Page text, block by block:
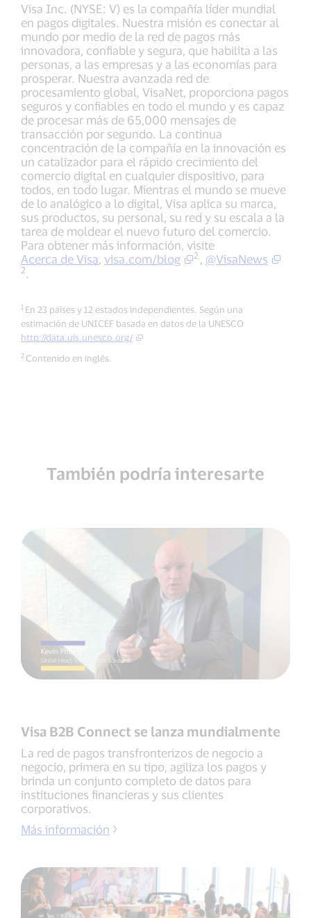
Visa Inc. (NYSE: V) es la compañía líder mundial
en pagos digitales. Nuestra misión es conectar al
mundo por medio de la red de pagos más
innovadora, confiable y segura, que habilita a las
personas, a las empresas y a las economías para
prosperar. Nuestra avanzada red de
procesamiento global, VisaNet, proporciona pagos
seguros y confiables en todo el mundo y es capaz
de procesar más de 65,000 mensajes de
transacción por segundo. La continua
concentración de la compañía en la innovación es
un catalizador para el rápido crecimiento del
comercio digital en cualquier dispositivo, para
todos, en todo lugar. Mientras el mundo se mueve
de lo analógico a lo digital, Visa aplica su marca,
sus productos, su personal, su red y su escala a la
tarea de moldear el nuevo futuro del comercio.
Para obtener más información, visite
Acerca de Visa visa.com/blog 2 @VisaNews
2
1 En 23 países y 12 estados independientes. Según una
estimación de UNICEF basada en datos de la UNESCO
http://data.uis.unesco.org/
2 Contenido en inglés.
También podría interesarte
Visa B2B Connect se lanza mundialmente
La red de pagos transfronterizos de negocio a
negocio, primera en su tipo, agiliza los pagos y
brinda un conjunto completo de datos para
instituciones financieras y sus clientes
corporativos.
Más información